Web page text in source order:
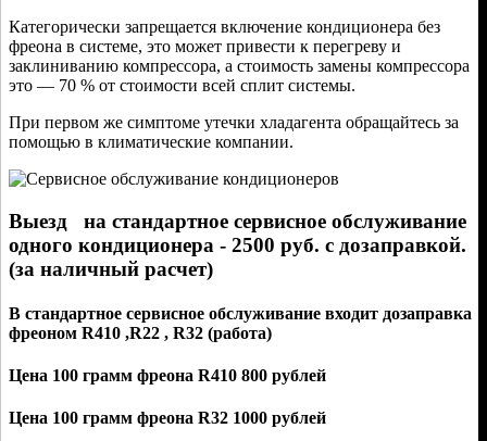
Категорически запрещается включение кондиционера без
фреона в системе, это может привести к перегреву и
заклиниванию компрессора, а стоимость замены компрессора
это — 70 % от стоимости всей сплит системы.
При первом же симптоме утечки хладагента обращайтесь за
помощью в климатические компании.
Выезд на стандартное сервисное обслуживание
одного кондиционера - 2500 руб. с дозаправкой.
(за наличный расчет)
В стандартное сервисное обслуживание входит дозаправка
фреоном R410 ,R22 , R32 (работа)
Цена 100 грамм фреона R410 800 рублей
Цена 100 грамм фреона R32 1000 рублей